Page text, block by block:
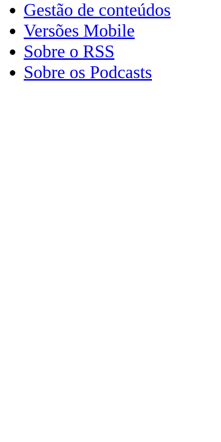
Gestão de conteúdos
Versões Mobile
Sobre o RSS
Sobre os Podcasts